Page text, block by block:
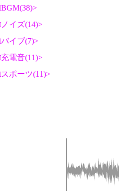
BGM(38)
ノイズ(14)
バイブ(7)
充電音(11)
スポーツ(11)